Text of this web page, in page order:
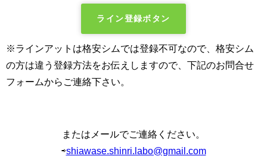
ライン登録ボタン
※ラインアットは格安シムでは登録不可なので、格安シム
の方は違う登録方法をお伝えしますので、下記のお問合せ
フォームからご連絡下さい。
またはメールでご連絡ください。
⇨shiawase.shinri.labo@gmail.com